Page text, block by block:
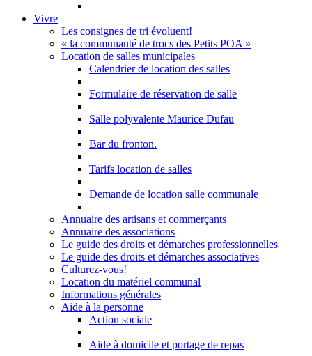
Vivre
Les consignes de tri évoluent!
« la communauté de trocs des Petits POA »
Location de salles municipales
Calendrier de location des salles
Formulaire de réservation de salle
Salle polyvalente Maurice Dufau
Bar du fronton.
Tarifs location de salles
Demande de location salle communale
Annuaire des artisans et commerçants
Annuaire des associations
Le guide des droits et démarches professionnelles
Le guide des droits et démarches associatives
Culturez-vous!
Location du matériel communal
Informations générales
Aide à la personne
Action sociale
Aide à domicile et portage de repas